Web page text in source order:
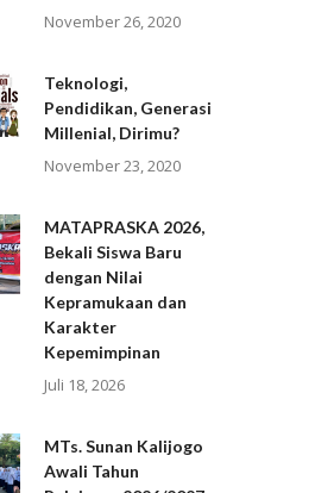
November 26, 2020
Teknologi,
Pendidikan, Generasi
Millenial, Dirimu?
November 23, 2020
MATAPRASKA 2026,
Bekali Siswa Baru
dengan Nilai
Kepramukaan dan
Karakter
Kepemimpinan
Juli 18, 2026
MTs. Sunan Kalijogo
Awali Tahun